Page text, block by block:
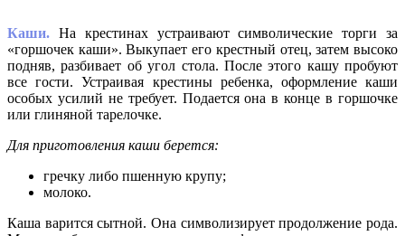
Каши. На крестинах устраивают символические торги за
«горшочек каши». Выкупает его крестный отец, затем высоко
подняв, разбивает об угол стола. После этого кашу пробуют
все гости. Устраивая крестины ребенка, оформление каши
особых усилий не требует. Подается она в конце в горшочке
или глиняной тарелочке.
Для приготовления каши берется:
гречку либо пшенную крупу;
молоко.
Каша варится сытной. Она символизирует продолжение рода.